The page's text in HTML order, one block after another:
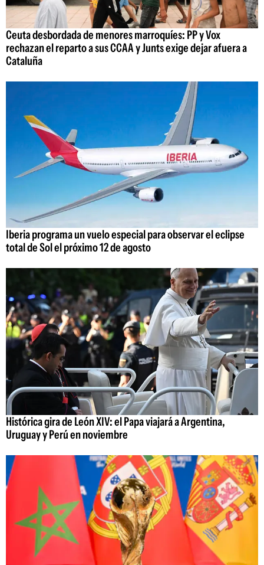
Ceuta desbordada de menores marroquíes: PP y Vox
rechazan el reparto a sus CCAA y Junts exige dejar afuera a
Cataluña
Iberia programa un vuelo especial para observar el eclipse
total de Sol el próximo 12 de agosto
Histórica gira de León XIV: el Papa viajará a Argentina,
Uruguay y Perú en noviembre